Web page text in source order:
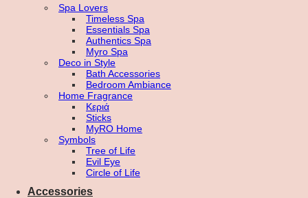
Spa Lovers
Timeless Spa
Essentials Spa
Authentics Spa
Myro Spa
Deco in Style
Bath Accessories
Bedroom Ambiance
Home Fragrance
Κεριά
Sticks
MyRO Home
Symbols
Tree of Life
Evil Eye
Circle of Life
Accessories